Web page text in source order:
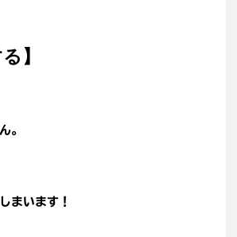
】
。
まいます！